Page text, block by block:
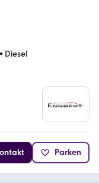
• Diesel
Parken